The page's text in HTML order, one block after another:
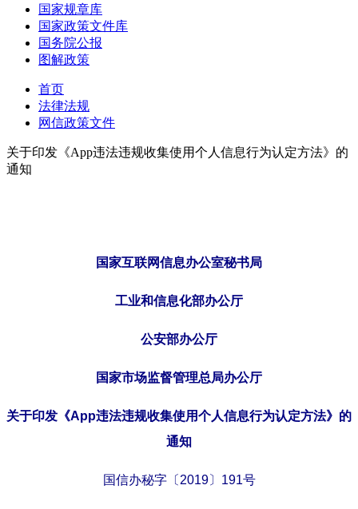
国家规章库
国家政策文件库
国务院公报
图解政策
首页
法律法规
网信政策文件
关于印发《App违法违规收集使用个人信息行为认定方法》的
通知
国家互联网信息办公室秘书局
工业和信息化部办公厅
公安部办公厅
国家市场监督管理总局办公厅
关于印发《App违法违规收集使用个人信息行为认定方法》的
通知
国信办秘字〔2019〕191号